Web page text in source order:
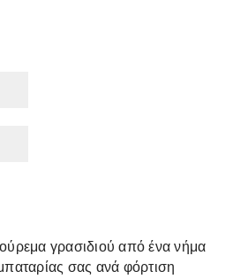
γρασιδιού από ένα νήμα
σας ανά φόρτιση